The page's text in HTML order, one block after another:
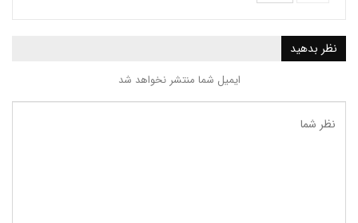
ایمیل شما منتشر نخواهد شد